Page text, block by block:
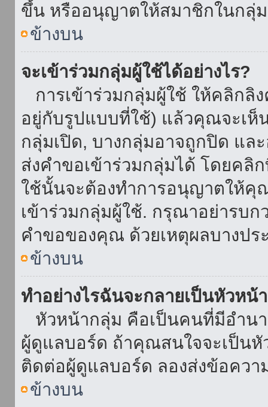
ขึ้น หรืออนุญาตให้สมาชิกในกลุ่ม
ข้างบน
จะเข้าร่วมกลุ่มผู้ใช้ได้อย่างไร?
การเข้าร่วมกลุ่มผู้ใช้ ให้คลิก
อยู่กับรูปแบบที่ใช้) แล้วคุณจะเห็
กลุ่มเปิด, บางกลุ่มอาจถูกปิด แ
ส่งคำขอเข้าร่วมกลุ่มได้ โดยคลิ
ใช้นั้นจะต้องทำการอนุญาตให้คุ
เข้าร่วมกลุ่มผู้ใช้. กรุณาอย่ารบก
คำขอของคุณ ด้วยเหตุผลบางปร
ข้างบน
ทำอย่างไรฉันจะกลายเป็นหัวหน้
หัวหน้ากลุ่ม คือเป็นคนที่มีอำนา
ผู้ดูแลบอร์ด ถ้าคุณสนใจจะเป็น
ติดต่อผู้ดูแลบอร์ด ลองส่งข้อคว
ข้างบน